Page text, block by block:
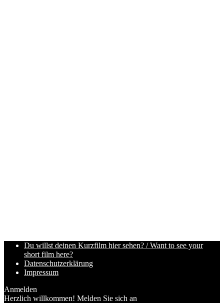
Du willst deinen Kurzfilm hier sehen? / Want to see your
short film here?
Datenschutzerklärung
Impressum
Anmelden
Herzlich willkommen! Melden Sie sich an